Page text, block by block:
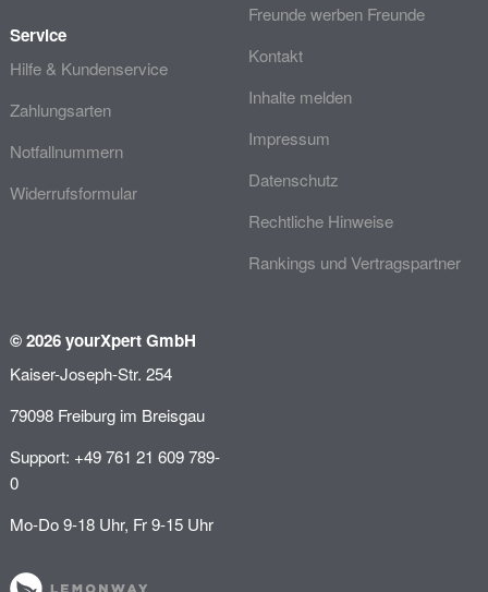
Service
Hilfe & Kundenservice
Zahlungsarten
Notfallnummern
Widerrufsformular
Freunde werben Freunde
Kontakt
Inhalte melden
Impressum
Datenschutz
Rechtliche Hinweise
Rankings und Vertragspartner
© 2026 yourXpert GmbH
Kaiser-Joseph-Str. 254
79098 Freiburg im Breisgau
Support: +49 761 21 609 789-
0
Mo-Do 9-18 Uhr, Fr 9-15 Uhr